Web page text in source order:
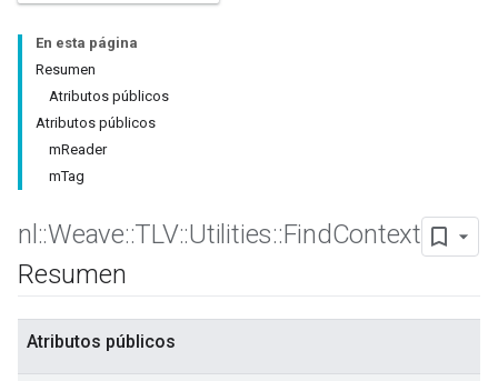
En esta página
Resumen
Atributos públicos
Atributos públicos
mReader
mTag
nl ::Weave::TLV::Utilities::FindContext
Resumen
Atributos públicos